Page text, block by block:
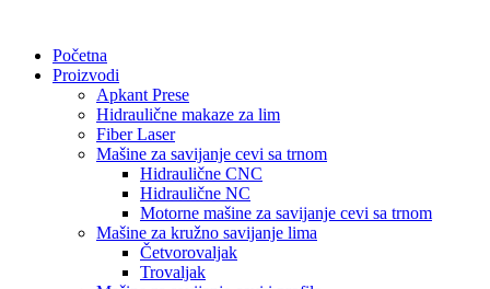
sadržajPočetna
Proizvodi
Apkant Prese
Hidraulične makaze za lim
Fiber Laser
Mašine za savijanje cevi sa trnom
Hidraulične CNC
Hidraulične NC
Motorne mašine za savijanje cevi sa trnom
Mašine za kružno savijanje lima
Četvorovaljak
Trovaljak